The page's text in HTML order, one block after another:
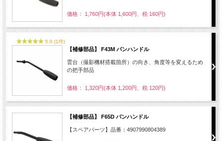
価格： 1,760円(本体 1,600円、税 160円)
5.0 (1件)
【補修部品】 F43M パンハンドル
雲台（撮影機材搭載箇所）の向き、角度等を変えるため
の把手部品
価格： 1,320円(本体 1,200円、税 120円)
【補修部品】 F65D パンハンドル
【スペアパーツ】品番：4907990804389